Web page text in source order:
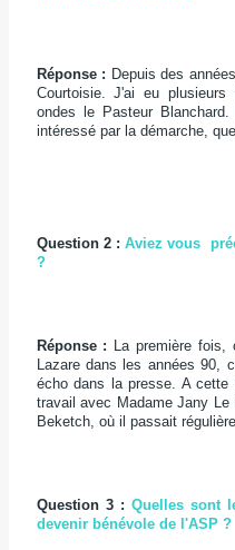
Réponse : Depuis des
Courtoisie. J'ai eu
ondes le Pasteur
intéressé par la démarche,
Question 2 : Aviez vous
?
Réponse : La première fois,
Lazare dans les années 90,
écho dans la presse. A
travail avec Madame Jany
Beketch, où il passait
Question 3 : Quelles sont
devenir bénévole de l'ASP ?